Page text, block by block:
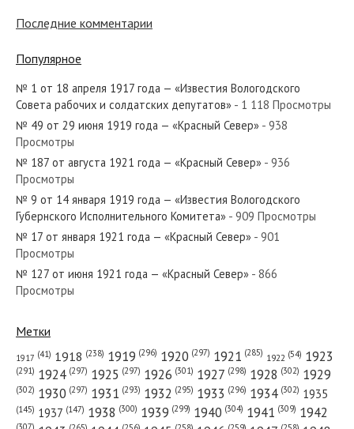
Последние комментарии
Популярное
№ 1 от 18 апреля 1917 года — «Известия Вологодского
Совета рабочих и солдатских депутатов» - 1 118 Просмотры
№ 49 от 29 июня 1919 года — «Красный Север» - 938
Просмотры
№ 187 от августа 1921 года — «Красный Север» - 936
Просмотры
№ 9 от 14 января 1919 года — «Известия Вологодского
Губернского Исполнительного Комитета» - 909 Просмотры
№ 17 от января 1921 года — «Красный Север» - 901
Просмотры
№ 127 от июня 1921 года — «Красный Север» - 866
Просмотры
Метки
1917 (41) 1918 (238) 1919 (296) 1920 (297) 1921 (285) 1922 (54) 1923
(291) 1924 (297) 1925 (297) 1926 (301) 1927 (298) 1928 (302) 1929
(302) 1930 (297) 1931 (293) 1932 (295) 1933 (296) 1934 (302) 1935
(145) 1937 (147) 1938 (300) 1939 (299) 1940 (304) 1941 (309) 1942